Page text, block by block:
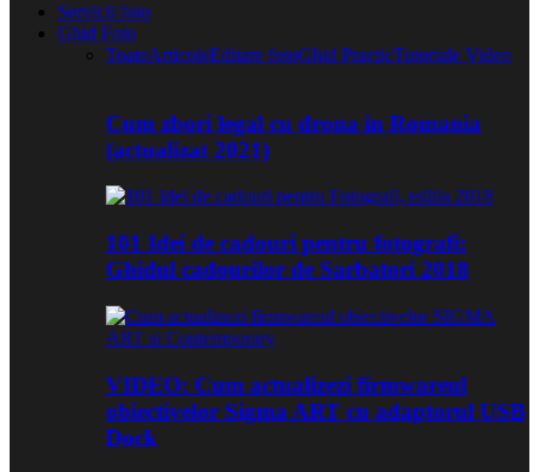
Servicii foto
Ghid Foto
ToateArticoleEditare fotoGhid PracticTutoriale Video
Cum zbori legal cu drona in Romania
(actualizat 2021)
101 Idei de cadouri pentru fotografi:
Ghidul cadourilor de Sarbatori 2018
VIDEO: Cum actualizezi firmwareul
obiectivelor Sigma ART cu adaptorul USB
Dock